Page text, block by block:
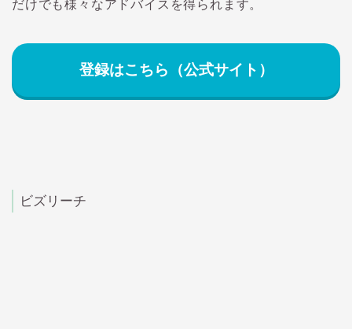
だけでも様々なアドバイスを得られます。
なお、キャリ
確保しておく
のがおすす
登録はこちら（公式サイト）
ビズリーチ